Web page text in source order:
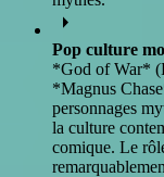
arrow_right
Pop culture
*God of War*
*Magnus
personnages
la culture
comique. Le